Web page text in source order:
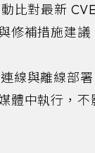
比對最新
修補措施建
線與離線部
體中執行，